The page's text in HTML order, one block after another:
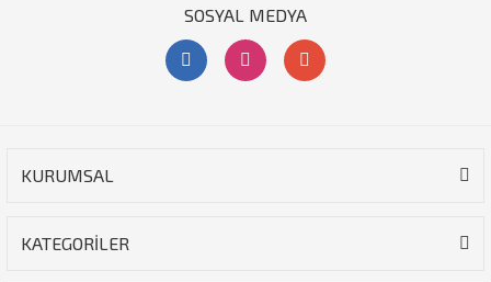
KURUMSAL
KATEGORİLER
SOSYAL MEDYA